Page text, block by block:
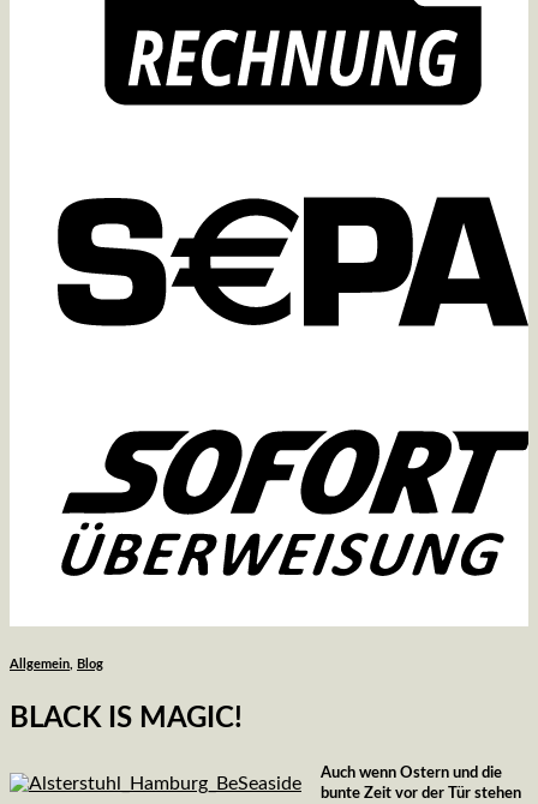
Allgemein Blog
BLACK IS MAGIC!
Auch wenn Ostern und die
bunte Zeit vor der Tür stehen